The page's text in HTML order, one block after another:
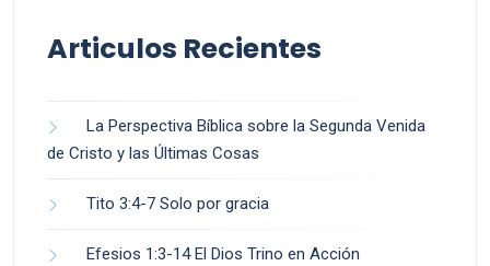
Articulos Recientes
La Perspectiva Bíblica sobre la Segunda Venida
de Cristo y las Últimas Cosas
Tito 3:4-7 Solo por gracia
Efesios 1:3-14 El Dios Trino en Acción